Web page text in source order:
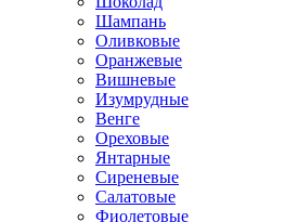
Шампань
Оливковые
Оранжевые
Вишневые
Изумрудные
Венге
Ореховые
Янтарные
Сиреневые
Салатовые
Фиолетовые